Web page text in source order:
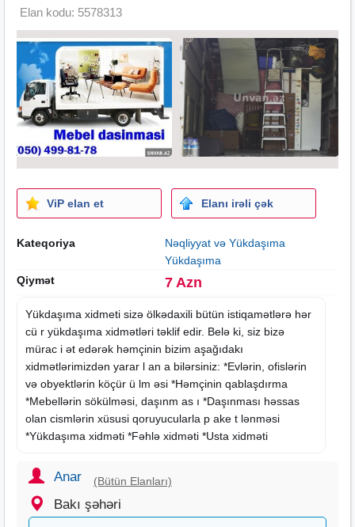
Elan kodu: 5578313
ViP elan et Elanı irəli çək
Kateqoriya
Nəqliyyat və Yükdaşıma
Yükdaşıma
Qiymət
7 Azn
Yükdaşıma xidmeti sizə ölkədaxili bütün istiqamətlərə hər
cü r yükdaşıma xidmətləri təklif edir. Belə ki, siz bizə
mürac i ət edərək həmçinin bizim aşağıdakı
xidmətlərimizdən yarar l an a bilərsiniz: *Evlərin, ofislərin
və obyektlərin köçür ü lm əsi *Həmçinin qablaşdırma
*Mebellərin sökülməsi, daşınm as ı *Daşınması həssas
olan cismlərin xüsusi qoruyucularla p ake t lənməsi
*Yükdaşıma xidməti *Fəhlə xidməti *Usta xidməti
Anar (Bütün Elanları)
Bakı şəhəri